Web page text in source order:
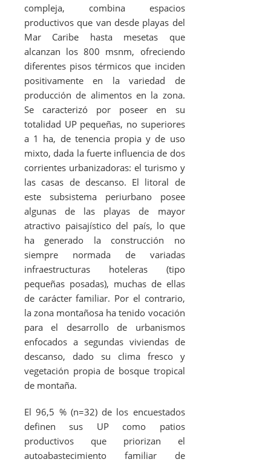
compleja, combina espacios
productivos que van desde playas del
Mar Caribe hasta mesetas que
alcanzan los 800 msnm, ofreciendo
diferentes pisos térmicos que inciden
positivamente en la variedad de
producción de alimentos en la zona.
Se caracterizó por poseer en su
totalidad UP pequeñas, no superiores
a 1 ha, de tenencia propia y de uso
mixto, dada la fuerte influencia de dos
corrientes urbanizadoras: el turismo y
las casas de descanso. El litoral de
este subsistema periurbano posee
algunas de las playas de mayor
atractivo paisajístico del país, lo que
ha generado la construcción no
siempre normada de variadas
infraestructuras hoteleras (tipo
pequeñas posadas), muchas de ellas
de carácter familiar. Por el contrario,
la zona montañosa ha tenido vocación
para el desarrollo de urbanismos
enfocados a segundas viviendas de
descanso, dado su clima fresco y
vegetación propia de bosque tropical
de montaña.
El 96,5 % (n=32) de los encuestados
definen sus UP como patios
productivos que priorizan el
autoabastecimiento familiar de